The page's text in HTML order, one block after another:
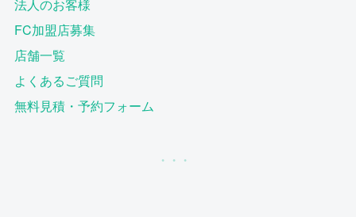
法人のお客様
FC加盟店募集
店舗一覧
よくあるご質問
無料見積・予約フォーム